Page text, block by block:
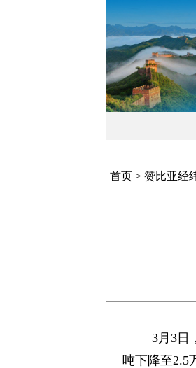
首页 > 赞比亚经
3月3日
吨下降至2.5